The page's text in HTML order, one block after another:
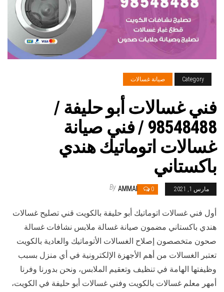
Category صيانة غسالات
فني غسالات أبو حليفة /
98548488 / فني صيانة
غسالات اتوماتيك هندي
باكستاني
مارس 1, 2021 0
By AMMAR
أول فني غسالات اتوماتيك أبو حليفة بالكويت قني تصليح غسالات
هندي باكستاني مضمون صيانة غسالة ملابس نشافات غسالة
صحون متخصصون إصلاح الغسالات الأتوماتيك والعادية بالكويت
تعتبر الغسالات من أهم الأجهزة الإلكترونية في أي منزل بسبب
وظيفتها الهامة في تنظيف وتعقيم الملابس، ونحن بدورنا وفرنا
أمهر معلم غسالات بالكويت وفني غسالات أبو حليفة في الكويت،